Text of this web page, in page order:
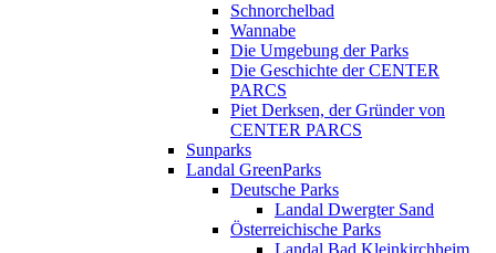
Schnorchelbad
Wannabe
Die Umgebung der Parks
Die Geschichte der CENTER
PARCS
Piet Derksen, der Gründer von
CENTER PARCS
Sunparks
Landal GreenParks
Deutsche Parks
Landal Dwergter Sand
Österreichische Parks
Landal Bad Kleinkirchheim